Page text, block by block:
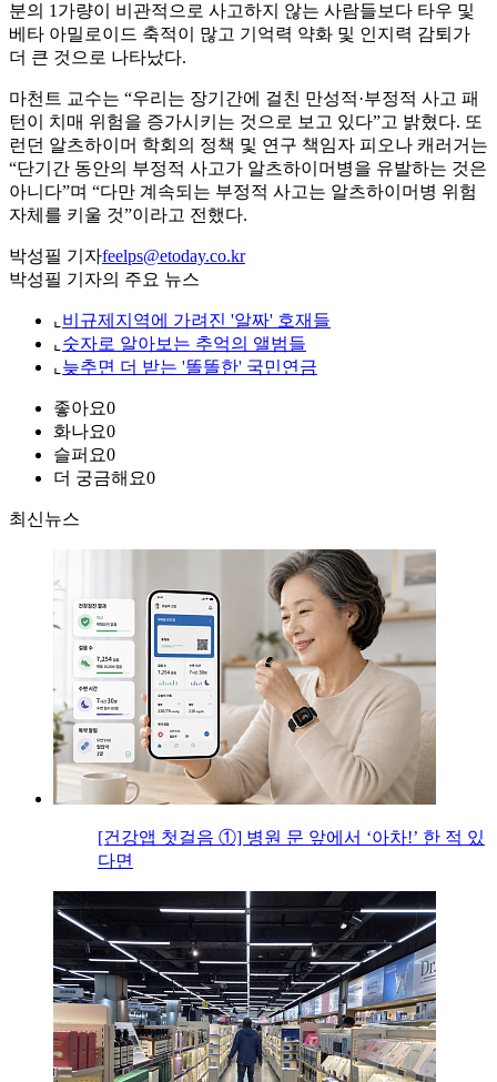
분의 1가량이 비관적으로 사고하지 않는 사람들보다 타우 및
베타 아밀로이드 축적이 많고 기억력 약화 및 인지력 감퇴가
더 큰 것으로 나타났다.
마천트 교수는 “우리는 장기간에 걸친 만성적·부정적 사고 패
턴이 치매 위험을 증가시키는 것으로 보고 있다”고 밝혔다. 또
런던 알츠하이머 학회의 정책 및 연구 책임자 피오나 캐러거는
“단기간 동안의 부정적 사고가 알츠하이머병을 유발하는 것은
아니다”며 “다만 계속되는 부정적 사고는 알츠하이머병 위험
자체를 키울 것”이라고 전했다.
박성필 기자feelps@etoday.co.kr
박성필 기자의 주요 뉴스
⌞ 비규제지역에 가려진 '알짜' 호재들
⌞ 숫자로 알아보는 추억의 앨범들
⌞ 늦추면 더 받는 '똘똘한' 국민연금
좋아요0
화나요0
슬퍼요0
더 궁금해요0
최신뉴스
[건강앱 첫걸음 ①] 병원 문 앞에서 ‘아차!’ 한 적 있
다면